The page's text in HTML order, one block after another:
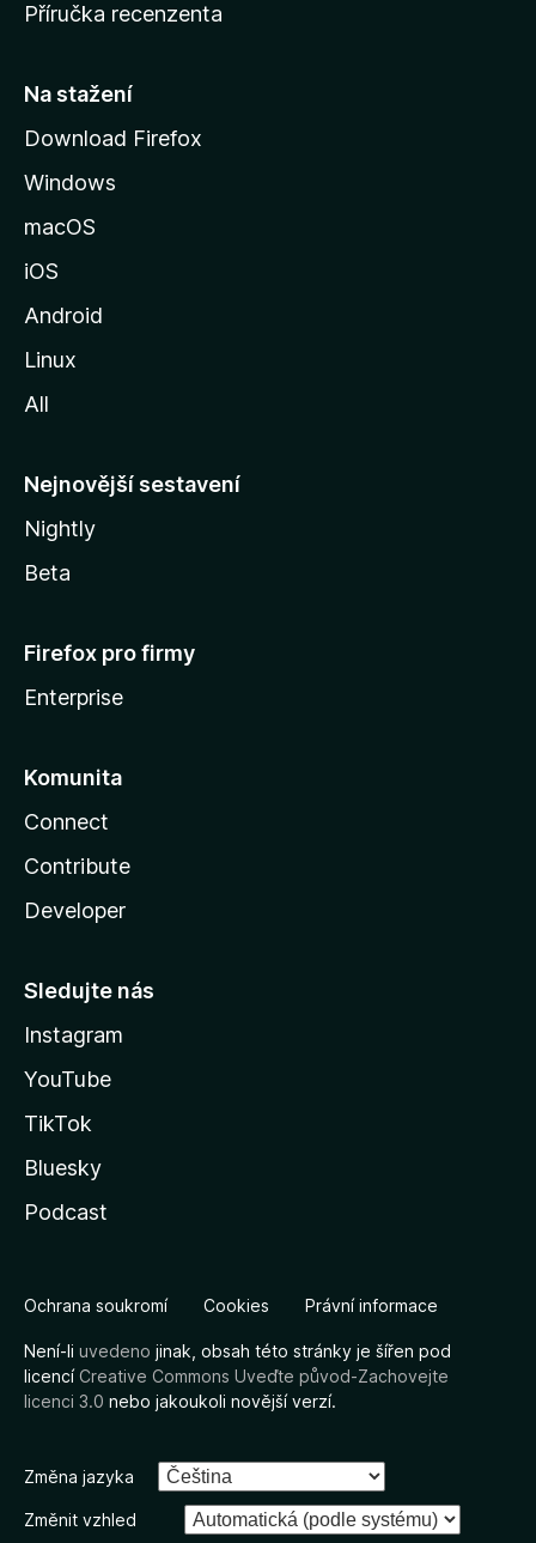
u
t
á
n
M
o
l
y
Příručka recenzenta
Na stažení
Download Firefox
Windows
macOS
iOS
Android
Linux
All
Nejnovější sestavení
Nightly
Beta
Firefox pro firmy
Enterprise
Komunita
Connect
Contribute
Developer
Sledujte nás
Instagram
YouTube
TikTok
Bluesky
Podcast
Ochrana soukromí Cookies Právní informace
Není-li uvedeno jinak, obsah této stránky je šířen pod
licencíCreative Commons Uveďte původ-Zachovejte
licenci 3.0 nebo jakoukoli novější verzí.
Změna jazyka
Změnit vzhled